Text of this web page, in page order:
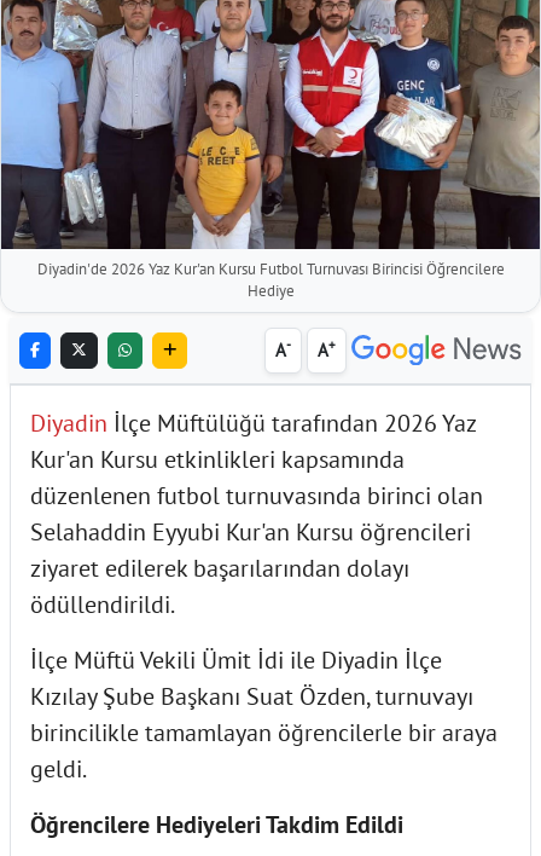
Diyadin'de 2026 Yaz Kur'an Kursu Futbol Turnuvası Birincisi Öğrencilere
Hediye
A- A+
Diyadin İlçe Müftülüğü tarafından 2026 Yaz
Kur'an Kursu etkinlikleri kapsamında
düzenlenen futbol turnuvasında birinci olan
Selahaddin Eyyubi Kur'an Kursu öğrencileri
ziyaret edilerek başarılarından dolayı
ödüllendirildi.
İlçe Müftü Vekili Ümit İdi ile Diyadin İlçe
Kızılay Şube Başkanı Suat Özden, turnuvayı
birincilikle tamamlayan öğrencilerle bir araya
geldi.
Öğrencilere Hediyeleri Takdim Edildi